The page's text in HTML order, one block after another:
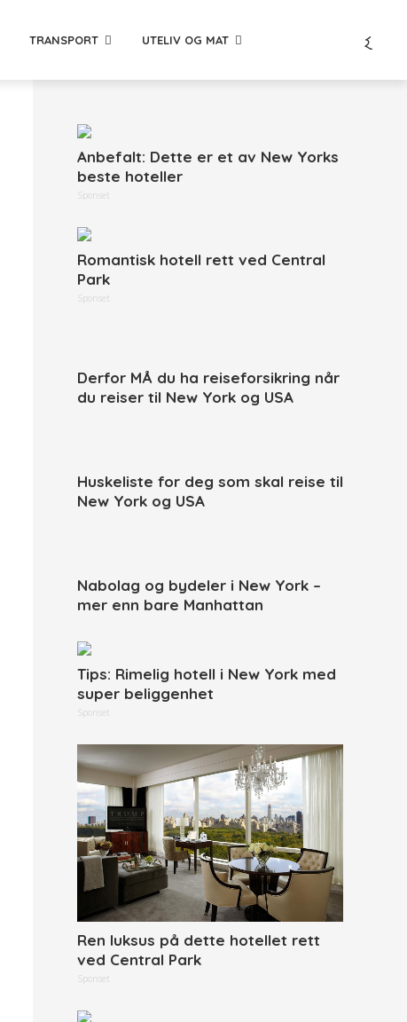
TRANSPORT UTELIV OG MAT
Anbefalt: Dette er et av New Yorks
beste hoteller
Sponset
Romantisk hotell rett ved Central
Park
Sponset
Derfor MÅ du ha reiseforsikring når
du reiser til New York og USA
Huskeliste for deg som skal reise til
New York og USA
Nabolag og bydeler i New York –
mer enn bare Manhattan
Tips: Rimelig hotell i New York med
super beliggenhet
Sponset
Ren luksus på dette hotellet rett
ved Central Park
Sponset